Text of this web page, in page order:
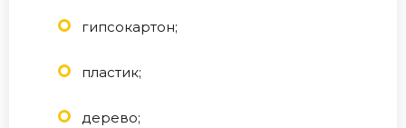
гипсокартон;
пластик;
дерево;